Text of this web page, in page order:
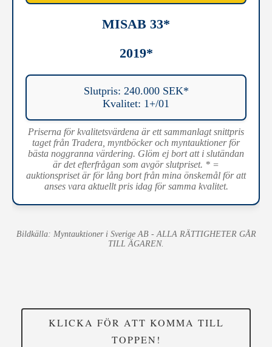
MISAB 33*
2019*
Slutpris: 240.000 SEK*
Kvalitet: 1+/01
Priserna för kvalitetsvärdena är ett sammanlagt snittpris
taget från Tradera, myntböcker och myntauktioner för
bästa noggranna värdering. Glöm ej bort att i slutändan
är det efterfrågan som avgör slutpriset. * =
auktionspriset är för lång bort från mina önskemål för att
anses vara aktuellt pris idag för samma kvalitet.
Bildkälla: Myntauktioner i Sverige AB - ALLA RÄTTIGHETER GÅR
TILL ÄGAREN.
KLICKA FÖR ATT KOMMA TILL
TOPPEN!